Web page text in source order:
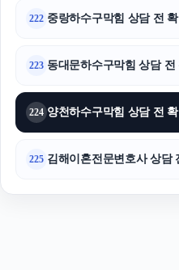
222 중랑하수구막힘 상담 전
223 동대문하수구막힘 상담 전
224
225 김해이혼전문변호사 상담